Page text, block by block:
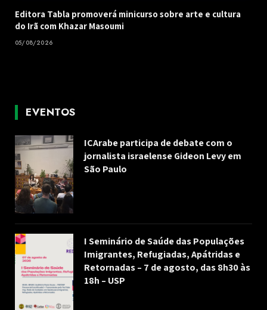
Editora Tabla promoverá minicurso sobre arte e cultura
do Irã com Khazar Masoumi
05/08/2026
EVENTOS
ICArabe participa de debate com o
jornalista israelense Gideon Levy em
São Paulo
I Seminário de Saúde das Populações
Imigrantes, Refugiadas, Apátridas e
Retornadas – 7 de agosto, das 8h30 às
18h – USP